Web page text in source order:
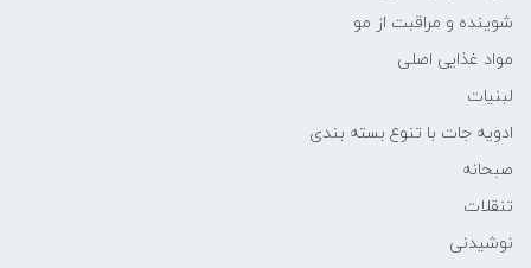
شوینده و مراقبت از مو
مواد غذایی اصلی
لبنیات
ادویه جات با تنوع بسته بندی
صبحانه
تنقلات
نوشیدنی